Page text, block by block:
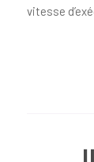
vitesse